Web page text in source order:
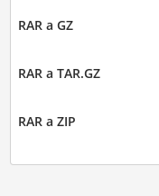
RAR a GZ
RAR a TAR.GZ
RAR a ZIP